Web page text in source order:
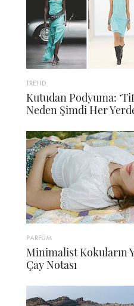
TREND
Kutudan Podyuma:
Neden Şimdi Her
PARFÜM
Minimalist Kokuların
Çay Notası